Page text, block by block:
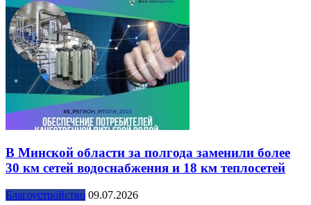
В Минской области за полгода заменили более
30 км сетей водоснабжения и 18 км теплосетей
Благоустройство 09.07.2026